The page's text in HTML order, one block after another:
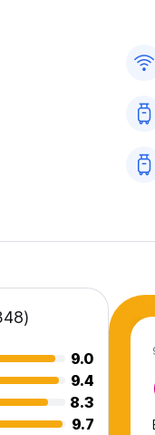
退房在接下来的 30 分钟
超过3天的客人可以更
在任何情况下，一张床
的客人收取全额住宿费
点之间遵守尊重时间表
或护照，并提供信用卡复
期间签订的服务合同的
元以外货币的支票或现
，因此建议您使用储物
而造成的任何损失将通
9.0
9.4
8.3
9.7